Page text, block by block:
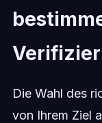
Die Wahl des
von Ihrem Ziel